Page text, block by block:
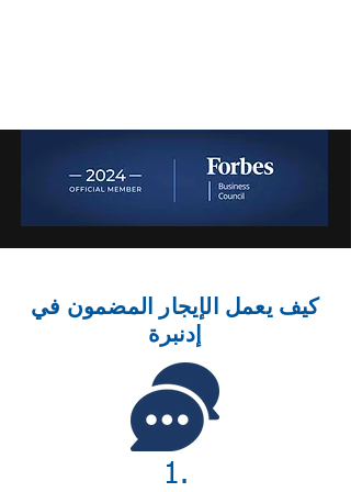
كيف يعمل الإيجار المضمون في
إدنبرة
1.